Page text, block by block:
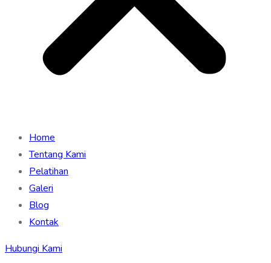
Home
Tentang Kami
Pelatihan
Galeri
Blog
Kontak
Hubungi Kami